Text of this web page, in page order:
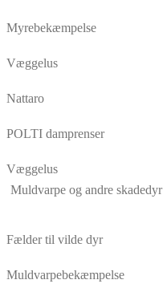
Myrebekæmpelse
Væggelus
Nattaro
POLTI damprenser
Væggelus
Muldvarpe og andre skadedyr
Fælder til vilde dyr
Muldvarpebekæmpelse